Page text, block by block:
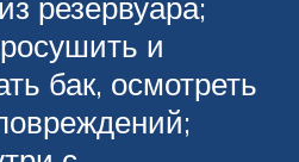
и
бак, осмотреть